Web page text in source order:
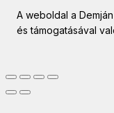
A weboldal a
és támogatásával